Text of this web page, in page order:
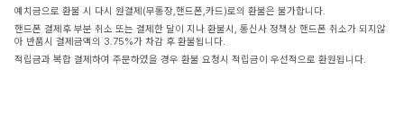
예치금으로 환불 시 다시 원결제(무통장,핸드폰,카드)로의 환불은 불가합니다.
핸드폰 결제후 부분 취소 또는 결제한 달이 지나 환불시, 통신사 정책상 핸드폰 취소가 되지않
아 반품시 결제금액의 3.75%가 차감 후 환불됩니다.
적립금과 복합 결제하여 주문하였을 경우 환불 요청시 적립금이 우선적으로 환원됩니다.